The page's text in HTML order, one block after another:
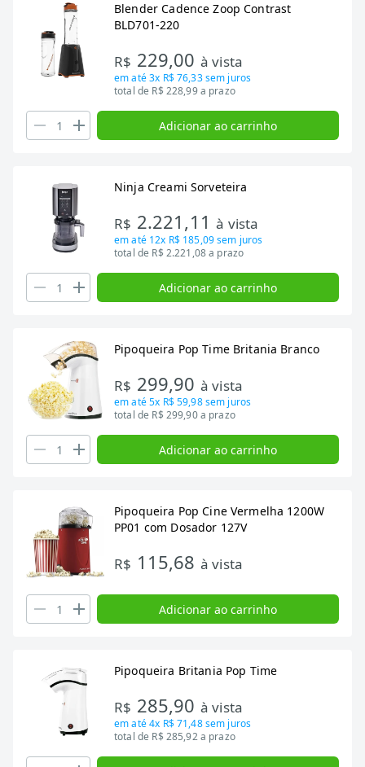
Blender Cadence Zoop Contrast
BLD701-220
R$ 229,00 à vista
em até3x R$ 76,33sem juros
total de R$ 228,99 a prazo
Adicionar ao carrinho
Ninja Creami Sorveteira
R$ 2.221,11à vista
em até 12x R$ 185,09sem juros
total de R$ 2.221,08 a prazo
Adicionar ao carrinho
Pipoqueira Pop Time Britania Branco
R$ 299,90 à vista
em até5x R$ 59,98sem juros
total de R$ 299,90 a prazo
Adicionar ao carrinho
Pipoqueira Pop Cine Vermelha 1200W
PP01 com Dosador 127V
R$ 115,68 à vista
Adicionar ao carrinho
Pipoqueira Britania Pop Time
R$ 285,90 à vista
em até4x R$ 71,48sem juros
total de R$ 285,92 a prazo